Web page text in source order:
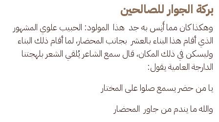
بركة الجوار للصالحين
وهكذا كان مما أَنِس به جد  هذا  المولود: الحبيب علوي المشهور
الذي أقام هذا البناء بالعشر  بجانب المحضار، لما أقام ذلك البناء
وليسكن في ذلك المكان، قال سمع الشاعر يُلقي الشعر بلهجتنا
الدارجة العامية يقول:
يا من حضر يسمع صلوا على المختار
والله ما يندم من جاور  المحضار